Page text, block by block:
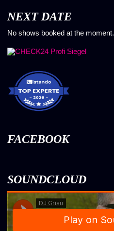
NEXT DATE
No shows booked at the moment.
FACEBOOK
SOUNDCLOUD